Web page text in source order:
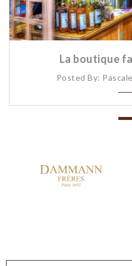
La boutique
Posted By: